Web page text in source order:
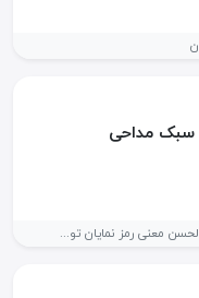
سبک مداحی
رمز نمایان تو...